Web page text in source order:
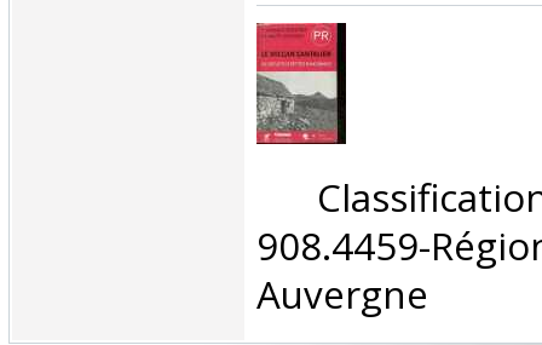
908.4459-
Auvergne‎